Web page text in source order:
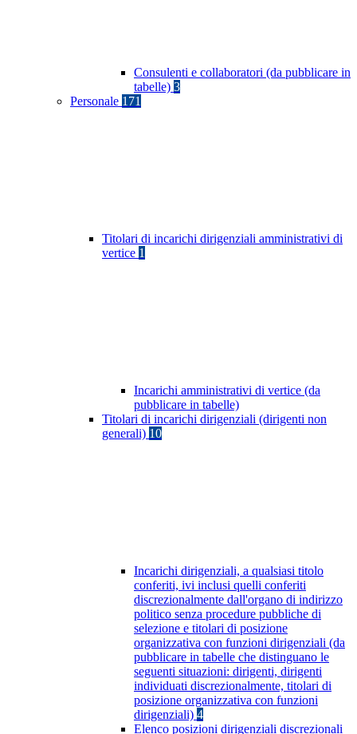
Consulenti e collaboratori (da pubblicare in
tabelle) 3
Personale 171
Titolari di incarichi dirigenziali amministrativi di
vertice 1
Incarichi amministrativi di vertice (da
pubblicare in tabelle)
Titolari di incarichi dirigenziali (dirigenti non
generali) 10
Incarichi dirigenziali, a qualsiasi titolo
conferiti, ivi inclusi quelli conferiti
discrezionalmente dall'organo di indirizzo
politico senza procedure pubbliche di
selezione e titolari di posizione
organizzativa con funzioni dirigenziali (da
pubblicare in tabelle che distinguano le
seguenti situazioni: dirigenti, dirigenti
individuati discrezionalmente, titolari di
posizione organizzativa con funzioni
dirigenziali) 4
Elenco posizioni dirigenziali discrezionali